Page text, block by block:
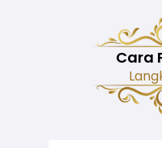
Cara